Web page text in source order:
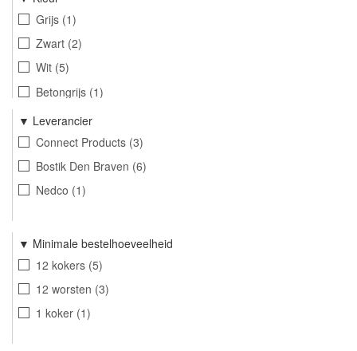
Grijs 1
Zwart 2
Wit 5
Betongrijs 1
Leverancier
Connect Products 3
Bostik Den Braven 6
Nedco 1
Minimale bestelhoeveelheid
12 kokers 5
12 worsten 3
1 koker 1